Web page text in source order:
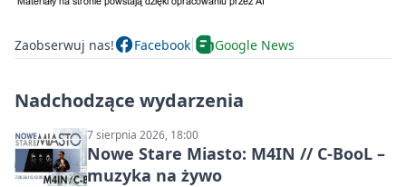
Zaobserwuj nas! Facebook Google News
Nadchodzące wydarzenia
7 sierpnia 2026, 18:00
Nowe Stare Miasto: M4IN // C-BooL –
muzyka na żywo